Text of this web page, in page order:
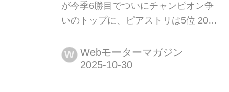
が今季6勝目でついにチャンピオン争
いのトップに、ピアストリは5位 2025
シコGP(メキシコシティGP)がメキシ
コの首都メキシコシティのエルマノ
W Webモーターマガジン